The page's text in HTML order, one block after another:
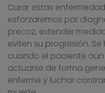
Curar estas
esforzaremos por
precoz, extender
eviten su progresión.
cuando el paciente
actuarse de forma
enferme y luchar